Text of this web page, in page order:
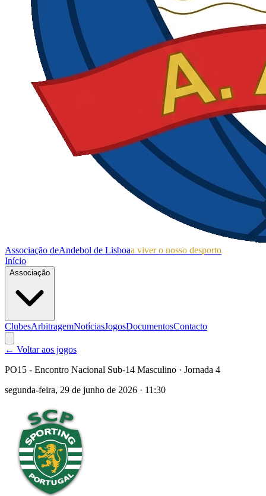
Associação deAndebol de Lisboaa viver o nosso desporto
Início
Associação
ClubesArbitragemNotíciasJogosDocumentosContacto
← Voltar aos jogos
PO15 - Encontro Nacional Sub-14 Masculino · Jornada 4
segunda-feira, 29 de junho de 2026 · 11:30